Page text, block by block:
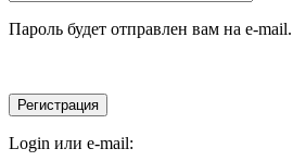
Пароль будет отправлен вам на e-mail.
Login или e-mail: